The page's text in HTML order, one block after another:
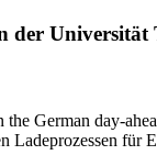
der Universität
German day-
Ladeprozessen für